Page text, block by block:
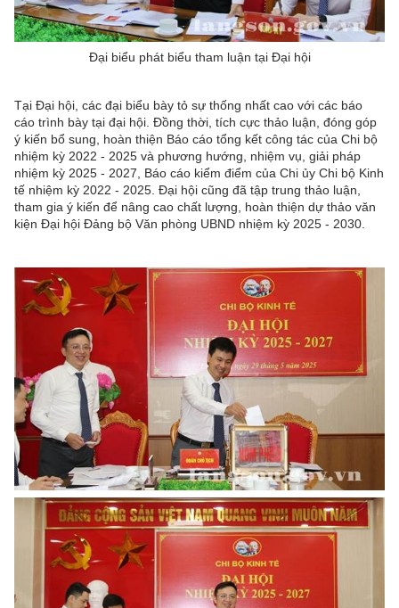
Đại biểu phát biểu tham luận tại Đại hội
Tại Đại hội, các đại biểu bày tỏ sự thống nhất cao với các báo
cáo trình bày tại đại hội. Đồng thời, tích cực thảo luận, đóng góp
ý kiến bổ sung, hoàn thiện Báo cáo tổng kết công tác của Chi bộ
nhiệm kỳ 2022 - 2025 và phương hướng, nhiệm vụ, giải pháp
nhiệm kỳ 2025 - 2027, Báo cáo kiểm điểm của Chi ủy Chi bộ Kinh
tế nhiệm kỳ 2022 - 2025. Đại hội cũng đã tập trung thảo luận,
tham gia ý kiến để nâng cao chất lượng, hoàn thiện dự thảo văn
kiện Đại hội Đảng bộ Văn phòng UBND nhiệm kỳ 2025 - 2030.